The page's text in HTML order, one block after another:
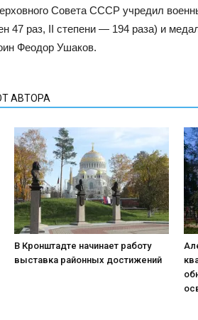
Совета СССР учредил
47 раз, II степени — 194 раза) и
Феодор Ушаков.
АВТОРА
В Кронштадте начинает работу
выставка районных достижений